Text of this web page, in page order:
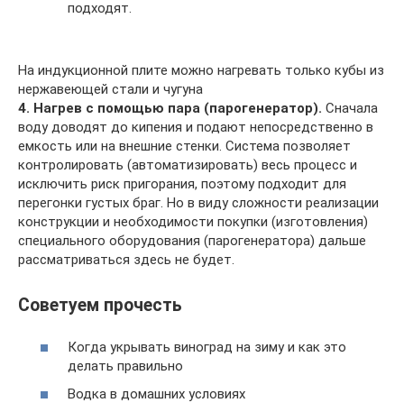
подходят.
На индукционной плите можно нагревать только кубы из
нержавеющей стали и чугуна
4. Нагрев с помощью пара (парогенератор). Сначала
воду доводят до кипения и подают непосредственно в
емкость или на внешние стенки. Система позволяет
контролировать (автоматизировать) весь процесс и
исключить риск пригорания, поэтому подходит для
перегонки густых браг. Но в виду сложности реализации
конструкции и необходимости покупки (изготовления)
специального оборудования (парогенератора) дальше
рассматриваться здесь не будет.
Советуем прочесть
Когда укрывать виноград на зиму и как это
делать правильно
Водка в домашних условиях